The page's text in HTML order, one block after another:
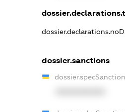
dossier.sanctions